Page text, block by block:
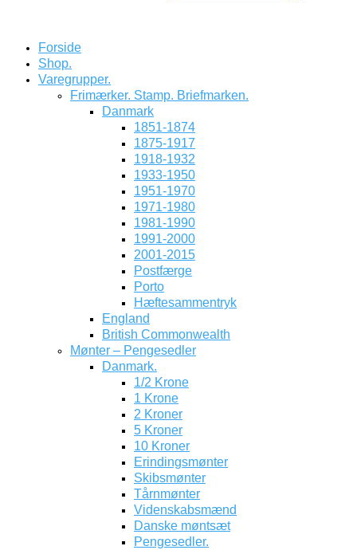
Forside
Shop.
Varegrupper.
Frimærker. Stamp. Briefmarken.
Danmark
1851-1874
1875-1917
1918-1932
1933-1950
1951-1970
1971-1980
1981-1990
1991-2000
2001-2015
Postfærge
Porto
Hæftesammentryk
England
British Commonwealth
Mønter – Pengesedler
Danmark.
1/2 Krone
1 Krone
2 Kroner
5 Kroner
10 Kroner
Erindingsmønter
Skibsmønter
Tårnmønter
Videnskabsmænd
Danske møntsæt
Pengesedler.